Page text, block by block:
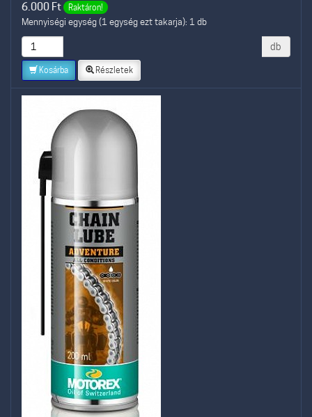
6.000 Ft Raktáron!
Mennyiségi egység (1 egység ezt takarja): 1 db
db
Kosárba Részletek